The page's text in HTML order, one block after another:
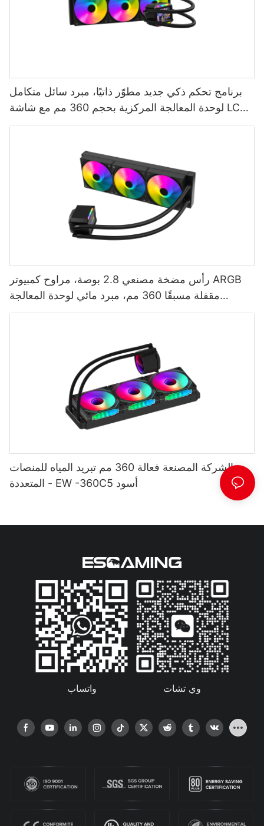
برنامج تحكم ذكي جديد مطوّر ذاتيًا، مبرد سائل متكامل
لوحدة المعالجة المركزية بحجم 360 مم مع شاشة LCD،
AURORA ELITE-1773913805412865
رأس مضخة مصنعي 2.8 بوصة، مراوح كمبيوتر ARGB
مقفلة مسبقًا 360 مم، مبرد مائي لوحدة المعالجة
المركزية من AURORA
الشركة المصنعة فعالة 360 مم تبريد المياه للمنصات
المتعددة - EW -360C5 أسود
واتساب وي تشات